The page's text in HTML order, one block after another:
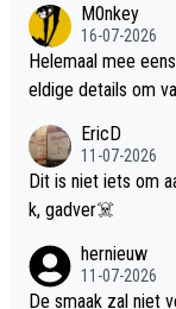
M0nkey
16-07-2026
Helemaal mee
eldige details om
EricD
11-07-2026
Dit is niet iets om
k, gadver☠️
hernieuw
11-07-2026
De smaak zal niet